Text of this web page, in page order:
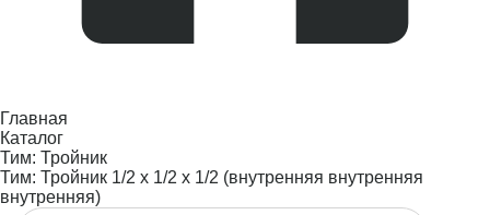
Главная
Каталог
Тим: Тройник
Тим: Тройник 1/2 х 1/2 х 1/2 (внутренняя внутренняя
внутренняя)